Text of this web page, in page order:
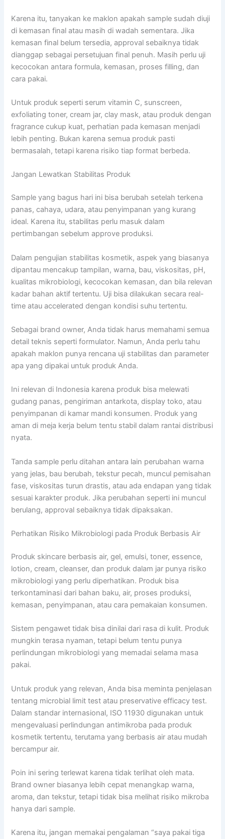
Karena itu, tanyakan ke maklon apakah sample sudah diuji
di kemasan final atau masih di wadah sementara. Jika
kemasan final belum tersedia, approval sebaiknya tidak
dianggap sebagai persetujuan final penuh. Masih perlu uji
kecocokan antara formula, kemasan, proses filling, dan
cara pakai.
Untuk produk seperti serum vitamin C, sunscreen,
exfoliating toner, cream jar, clay mask, atau produk dengan
fragrance cukup kuat, perhatian pada kemasan menjadi
lebih penting. Bukan karena semua produk pasti
bermasalah, tetapi karena risiko tiap format berbeda.
Jangan Lewatkan Stabilitas Produk
Sample yang bagus hari ini bisa berubah setelah terkena
panas, cahaya, udara, atau penyimpanan yang kurang
ideal. Karena itu, stabilitas perlu masuk dalam
pertimbangan sebelum approve produksi.
Dalam pengujian stabilitas kosmetik, aspek yang biasanya
dipantau mencakup tampilan, warna, bau, viskositas, pH,
kualitas mikrobiologi, kecocokan kemasan, dan bila relevan
kadar bahan aktif tertentu. Uji bisa dilakukan secara real-
time atau accelerated dengan kondisi suhu tertentu.
Sebagai brand owner, Anda tidak harus memahami semua
detail teknis seperti formulator. Namun, Anda perlu tahu
apakah maklon punya rencana uji stabilitas dan parameter
apa yang dipakai untuk produk Anda.
Ini relevan di Indonesia karena produk bisa melewati
gudang panas, pengiriman antarkota, display toko, atau
penyimpanan di kamar mandi konsumen. Produk yang
aman di meja kerja belum tentu stabil dalam rantai distribusi
nyata.
Tanda sample perlu ditahan antara lain perubahan warna
yang jelas, bau berubah, tekstur pecah, muncul pemisahan
fase, viskositas turun drastis, atau ada endapan yang tidak
sesuai karakter produk. Jika perubahan seperti ini muncul
berulang, approval sebaiknya tidak dipaksakan.
Perhatikan Risiko Mikrobiologi pada Produk Berbasis Air
Produk skincare berbasis air, gel, emulsi, toner, essence,
lotion, cream, cleanser, dan produk dalam jar punya risiko
mikrobiologi yang perlu diperhatikan. Produk bisa
terkontaminasi dari bahan baku, air, proses produksi,
kemasan, penyimpanan, atau cara pemakaian konsumen.
Sistem pengawet tidak bisa dinilai dari rasa di kulit. Produk
mungkin terasa nyaman, tetapi belum tentu punya
perlindungan mikrobiologi yang memadai selama masa
pakai.
Untuk produk yang relevan, Anda bisa meminta penjelasan
tentang microbial limit test atau preservative efficacy test.
Dalam standar internasional, ISO 11930 digunakan untuk
mengevaluasi perlindungan antimikroba pada produk
kosmetik tertentu, terutama yang berbasis air atau mudah
bercampur air.
Poin ini sering terlewat karena tidak terlihat oleh mata.
Brand owner biasanya lebih cepat menangkap warna,
aroma, dan tekstur, tetapi tidak bisa melihat risiko mikroba
hanya dari sample.
Karena itu, jangan memakai pengalaman “saya pakai tiga